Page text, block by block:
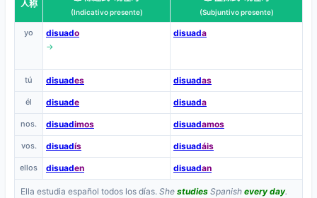
人称
(Indicativo presente) (Subjuntivo presente)
yo disuado
→
disuada
tú disuades disuadas
él disuade disuada
nos. disuadimos disuadamos
vos. disuadís disuadáis
ellos disuaden disuadan
Ella estudia español todos los días. She studies Spanish every day.